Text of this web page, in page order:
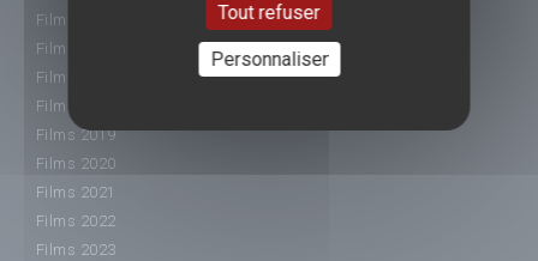
Films 2015
Films 2016
Films 2017
Films 2018
Films 2019
Films 2020
Films 2021
Films 2022
Films 2023
Tout refuser
Personnaliser